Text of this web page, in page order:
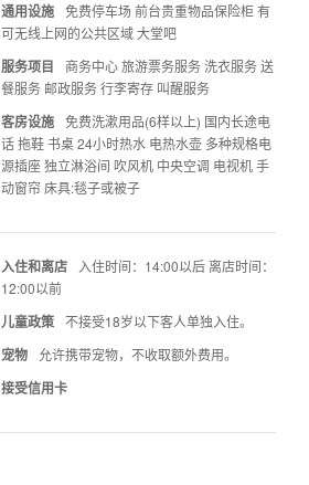
通用设施 免费停车场 前台贵重物品保险柜 有
可无线上网的公共区域 大堂吧
服务项目
商务中心 旅游票务服务 洗衣服务 送
餐服务 邮政服务 行李寄存 叫醒服务
客房设施 免费洗漱用品(6样以上) 国内长途电
话 拖鞋 书桌 24小时热水 电热水壶 多种规格电
源插座 独立淋浴间 吹风机 中央空调 电视机 手
动窗帘 床具:毯子或被子
入住和离店
入住时间：14:00以后 离店时间：
12:00以前
儿童政策 不接受18岁以下客人单独入住。
宠物 允许携带宠物，不收取额外费用。
接受信用卡